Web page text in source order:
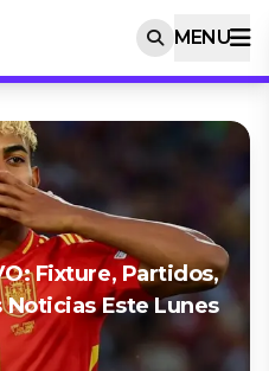
MENU
Fixture, Partidos,
Noticias Este Lunes